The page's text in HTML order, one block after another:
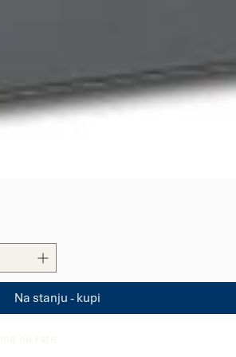
Na stanju - kupi